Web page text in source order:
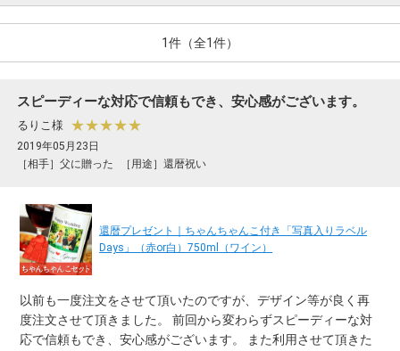
1件（全1件）
スピーディーな対応で信頼もでき、安心感がございます。
るりこ様 ★★★★★
2019年05月23日
［相手］父に贈った
［用途］還暦祝い
還暦プレゼント｜ちゃんちゃんこ付き「写真入りラベル
Days」（赤or白）750ml（ワイン）
以前も一度注文をさせて頂いたのですが、デザイン等が良く再
度注文させて頂きました。 前回から変わらずスピーディーな対
応で信頼もでき、安心感がございます。 また利用させて頂きた